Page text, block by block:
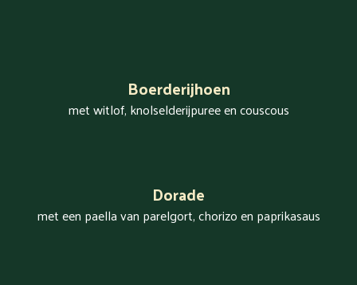
Boerderijhoen
met witlof, knolselderijpuree en couscous
Dorade
met een paella van parelgort, chorizo en paprikasaus